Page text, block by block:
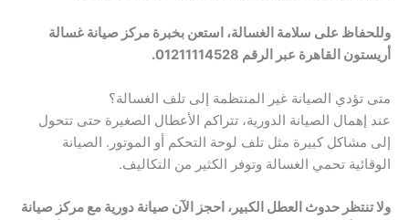
وللحفاظ على سلامة الغسالة، استعن بخبرة مركز صيانة غسالة
أريستون القاهرة عبر الرقم 01211114528.
متى تؤدي الصيانة غير المنتظمة إلى تلف الغسالة؟
عند إهمال الصيانة الدورية، تتراكم الأعطال الصغيرة حتى تتحول
إلى مشاكل كبيرة مثل تلف لوحة التحكم أو الموتور. الصيانة
الوقائية تحمي الغسالة وتوفر الكثير من التكاليف.
ولا تنتظر حدوث العطل الكبير، احجز الآن صيانة دورية مع مركز صيانة